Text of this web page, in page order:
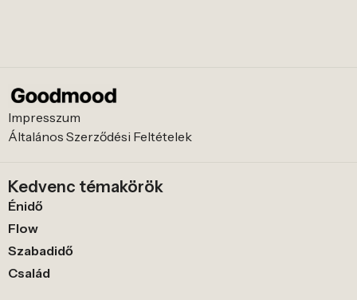
Impresszum
Általános Szerződési Feltételek
Kedvenc témakörök
Énidő
Flow
Szabadidő
Család